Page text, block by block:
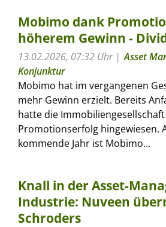
Mobimo dank
höherem Gewinn -
13.02.2026, 07:32 Uhr Asset
Konjunktur
Mobimo hat im vergangenen
mehr Gewinn erzielt. Bereits
hatte die
Promotionserfolg hingewiesen.
kommende Jahr ist Mobimo...
Knall in der Asset-
Industrie: Nuveen
Schroders